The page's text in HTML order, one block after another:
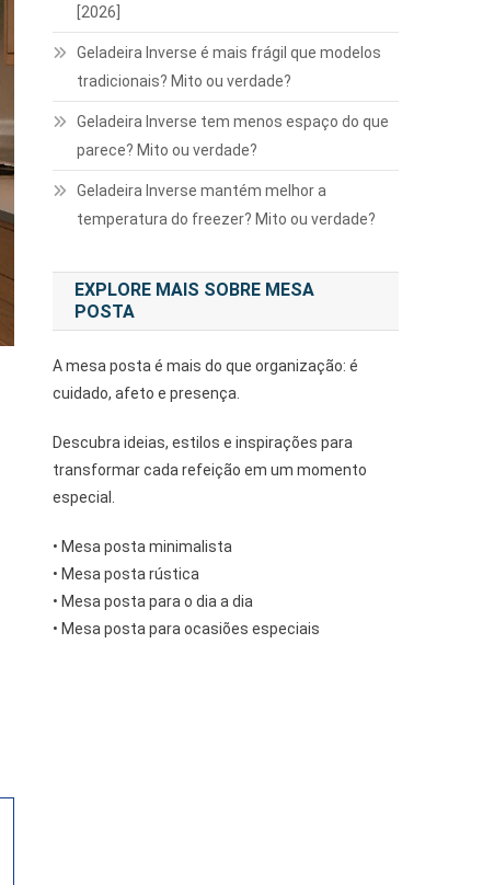
[2026]
Geladeira Inverse é mais frágil que modelos
tradicionais? Mito ou verdade?
Geladeira Inverse tem menos espaço do que
parece? Mito ou verdade?
Geladeira Inverse mantém melhor a
temperatura do freezer? Mito ou verdade?
EXPLORE MAIS SOBRE MESA
POSTA
A mesa posta é mais do que organização: é
cuidado, afeto e presença.
Descubra ideias, estilos e inspirações para
transformar cada refeição em um momento
especial.
• Mesa posta minimalista
• Mesa posta rústica
• Mesa posta para o dia a dia
• Mesa posta para ocasiões especiais